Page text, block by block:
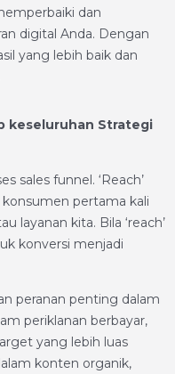
dan
digital Anda. Dengan
yang lebih baik dan
keseluruhan Strategi
sales funnel. ‘Reach’
pertama kali
layanan kita. Bila ‘reach’
konversi menjadi
peranan penting dalam
periklanan berbayar,
yang lebih luas
konten organik,